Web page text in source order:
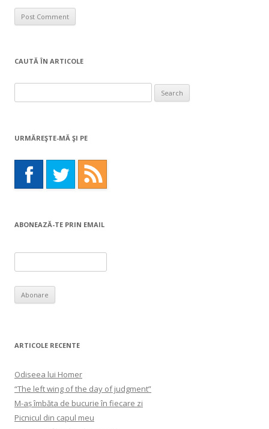
CAUTĂ ÎN ARTICOLE
for:
URMĂREŞTE-MĂ ŞI PE
ABONEAZĂ-TE PRIN EMAIL
ARTICOLE RECENTE
Odiseea lui Homer
“The left wing of the day of judgment”
M-aș îmbăta de bucurie în fiecare zi
Picnicul din capul meu